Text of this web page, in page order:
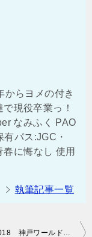
からヨメの付き
現役卒業っ！
なみふく PAO
パス:JGC・
に悔なし 使用
執筆記事一覧